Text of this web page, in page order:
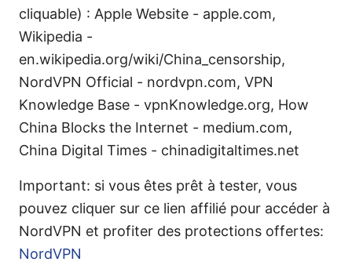
cliquable) : Apple Website - apple.com,
Wikipedia -
en.wikipedia.org/wiki/China_censorship,
NordVPN Official - nordvpn.com, VPN
Knowledge Base - vpnKnowledge.org, How
China Blocks the Internet - medium.com,
China Digital Times - chinadigitaltimes.net
Important: si vous êtes prêt à tester, vous
pouvez cliquer sur ce lien affilié pour accéder à
NordVPN et profiter des protections offertes:
NordVPN